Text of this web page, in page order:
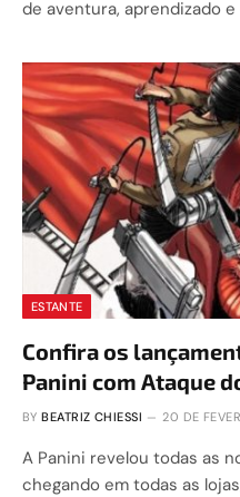
de aventura, aprendizado e
ESTANTE
Confira os
Panini com Ataque
BY BEATRIZ CHIESSI 20 DE
A Panini revelou todas as
chegando em todas as